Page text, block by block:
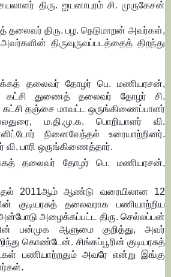
திரு. ஐயனாபுரம் சி. முருகேசன்
தலைவர் திரு. பழ. நெடுமாறன் அவர்கள்,
திருவுருவப்படத்தைத் திறந்து
தலைவர் தோழர் பெ. மணியரசன்,
கட்சி துணைத் தலைவர் தோழர் சி.
கட்சி தஞ்சை மாவட்ட ஒருங்கிணைப்பாளர்
ம.தி.மு.க. பொறியாளர் வி.
நினைவேந்தல் உரையாற்றினர்.
வி. பாரி ஒருங்கிணைத்தார்.
தலைவர் தோழர் பெ. மணியரசன்,
2011ஆம் ஆண்டு வரையிலான 12
குடியரசுத் தலைவராக பணியாற்றிய
அழைக்கப்பட்ட திரு. செல்லப்பன்
பன்முக ஆளுமை குறித்து, அவர்
கொண்டேன். சிங்கப்பூரின் குடியரசுத்
பணியாற்றதும் அவரே என்று இங்கு